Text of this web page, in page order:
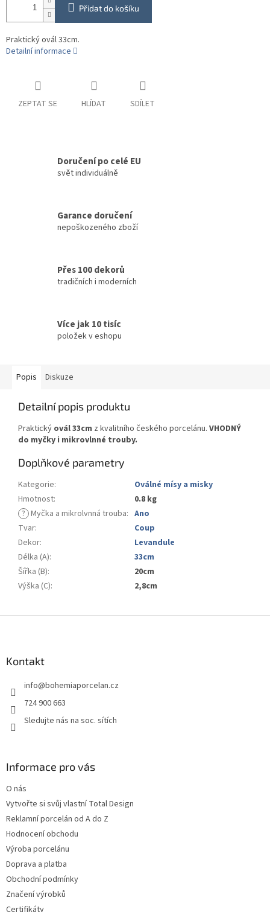
Přidat do košíku
Praktický ovál 33cm.
Detailní informace
ZEPTAT SE HLÍDAT SDÍLET
Doručení po celé EU
svět individuálně
Garance doručení
nepoškozeného zboží
Přes 100 dekorů
tradičních i moderních
Více jak 10 tisíc
položek v eshopu
Popis Diskuze
Detailní popis produktu
Praktický ovál 33cm z kvalitního českého porcelánu. VHODNÝ
do myčky i mikrovlnné trouby.
Doplňkové parametry
Kategorie:
Oválné mísy a misky
Hmotnost:
0.8 kg
? Myčka a mikrolvnná trouba: Ano
Tvar:
Coup
Dekor:
Levandule
Délka (A):
33cm
Šířka (B):
20cm
Výška (C): 2,8cm
Kontakt
info@bohemiaporcelan.cz
724 900 663
Sledujte nás na soc. sítích
Informace pro vás
O nás
Vytvořte si svůj vlastní Total Design
Reklamní porcelán od A do Z
Hodnocení obchodu
Výroba porcelánu
Doprava a platba
Obchodní podmínky
Značení výrobků